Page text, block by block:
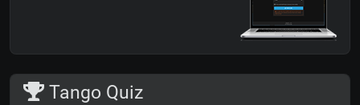
Tango Quiz